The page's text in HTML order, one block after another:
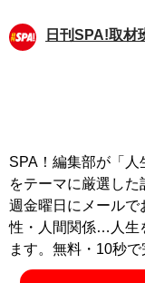
日刊SPA!取材
SPA！編集部が「人
をテーマに厳選し
週金曜日にメールで
性・人間関係…人生
ます。無料・10秒で